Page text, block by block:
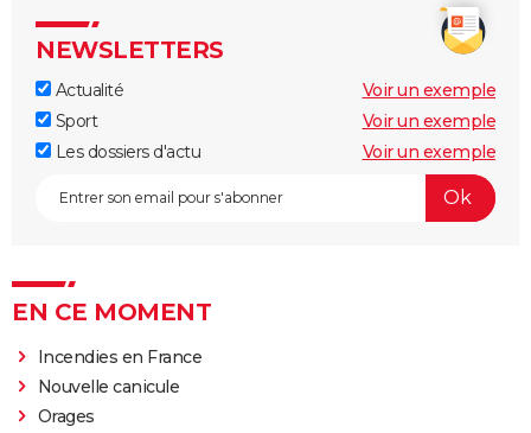
NEWSLETTERS
Actualité
Voir un exemple
Sport
Voir un exemple
Les dossiers d'actu
Voir un exemple
EN CE MOMENT
Incendies en France
Nouvelle canicule
Orages